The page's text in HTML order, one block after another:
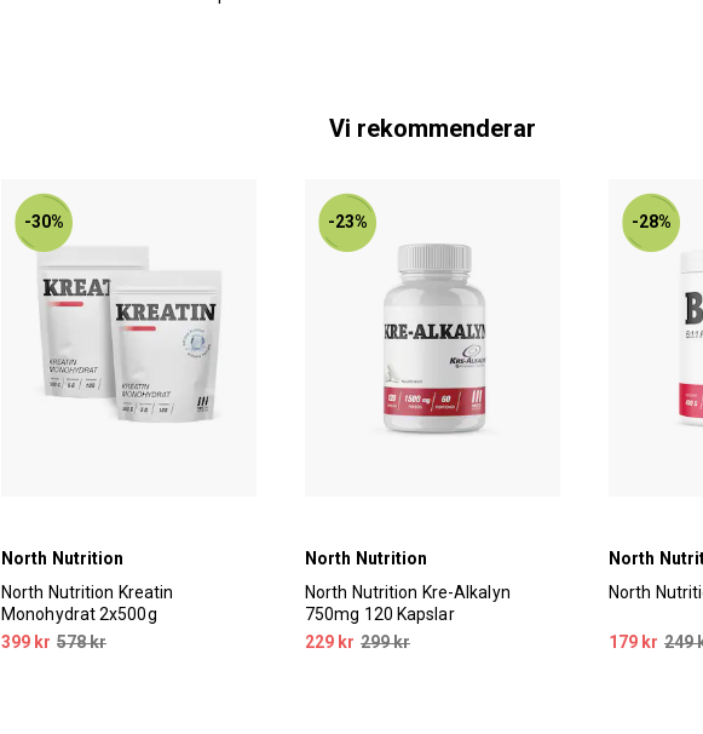
Vi rekommenderar
-30%
North Nutrition
North Nutrition Kreatin
Monohydrat 2x500g
399 kr 578 kr
-23%
North Nutrition
North Nutrition Kre-Alkalyn
750mg 120 Kapslar
229 kr 299 kr
-28%
North
North
179 kr 249